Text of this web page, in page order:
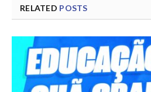
RELATED POSTS